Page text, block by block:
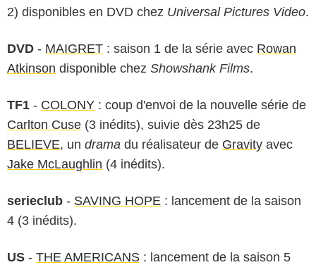
2) disponibles en DVD chez Universal Pictures Video.
DVD - MAIGRET : saison 1 de la série avec Rowan
Atkinson disponible chez Showshank Films.
TF1 - COLONY : coup d'envoi de la nouvelle série de
Carlton Cuse (3 inédits), suivie dès 23h25 de
BELIEVE, un drama du réalisateur de Gravity avec
Jake McLaughlin (4 inédits).
serieclub - SAVING HOPE : lancement de la saison
4 (3 inédits).
US - THE AMERICANS : lancement de la saison 5